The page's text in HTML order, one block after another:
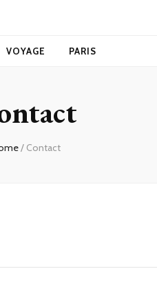
VOYAGE PARIS
/ Contact